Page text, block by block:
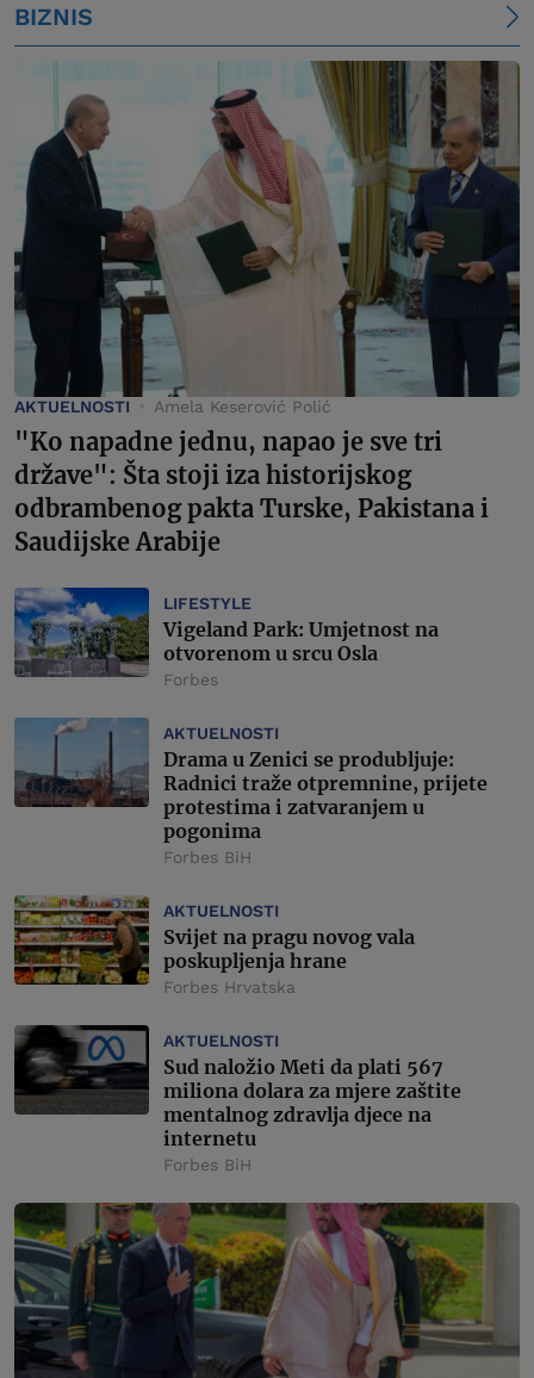
BIZNIS
AKTUELNOSTI Amela Keserović Polić
"Ko napadne jednu, napao je sve tri
države": Šta stoji iza historijskog
odbrambenog pakta Turske, Pakistana i
Saudijske Arabije
LIFESTYLE
Vigeland Park: Umjetnost na
otvorenom u srcu Osla
Forbes
AKTUELNOSTI
Drama u Zenici se produbljuje:
Radnici traže otpremnine, prijete
protestima i zatvaranjem u
pogonima
Forbes BiH
AKTUELNOSTI
Svijet na pragu novog vala
poskupljenja hrane
Forbes Hrvatska
AKTUELNOSTI
Sud naložio Meti da plati 567
miliona dolara za mjere zaštite
mentalnog zdravlja djece na
internetu
Forbes BiH